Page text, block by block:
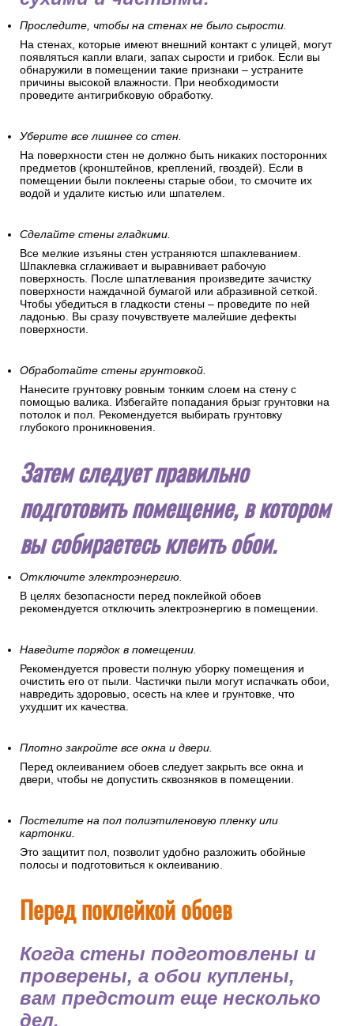
Проследите, чтобы на стенах не было сырости.
На стенах, которые имеют внешний контакт с улицей, могут
появляться капли влаги, запах сырости и грибок. Если вы
обнаружили в помещении такие признаки – устраните
причины высокой влажности. При необходимости
проведите антигрибковую обработку.
Уберите все лишнее со стен.
На поверхности стен не должно быть никаких посторонних
предметов (кронштейнов, креплений, гвоздей). Если в
помещении были поклеены старые обои, то смочите их
водой и удалите кистью или шпателем.
Сделайте стены гладкими.
Все мелкие изъяны стен устраняются шпаклеванием.
Шпаклевка сглаживает и выравнивает рабочую
поверхность. После шпатлевания произведите зачистку
поверхности наждачной бумагой или абразивной сеткой.
Чтобы убедиться в гладкости стены – проведите по ней
ладонью. Вы сразу почувствуете малейшие дефекты
поверхности.
Обработайте стены грунтовкой.
Нанесите грунтовку ровным тонким слоем на стену с
помощью валика. Избегайте попадания брызг грунтовки на
потолок и пол. Рекомендуется выбирать грунтовку
глубокого проникновения.
Затем следует правильно
подготовить помещение, в котором
вы собираетесь клеить обои.
Отключите электроэнергию.
В целях безопасности перед поклейкой обоев
рекомендуется отключить электроэнергию в помещении.
Наведите порядок в помещении.
Рекомендуется провести полную уборку помещения и
очистить его от пыли. Частички пыли могут испачкать обои,
навредить здоровью, осесть на клее и грунтовке, что
ухудшит их качества.
Плотно закройте все окна и двери.
Перед оклеиванием обоев следует закрыть все окна и
двери, чтобы не допустить сквозняков в помещении.
Постелите на пол полиэтиленовую пленку или
картонки.
Это защитит пол, позволит удобно разложить обойные
полосы и подготовиться к оклеиванию.
Перед поклейкой обоев
Когда стены подготовлены и
проверены, а обои куплены,
вам предстоит еще несколько
дел.